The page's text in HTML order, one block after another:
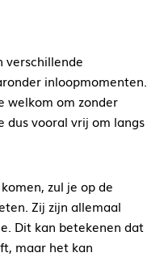
verschillende
inloopmomenten.
welkom om zonder
dus vooral vrij om langs
zul je op de
Zij zijn allemaal
Dit kan betekenen dat
maar het kan